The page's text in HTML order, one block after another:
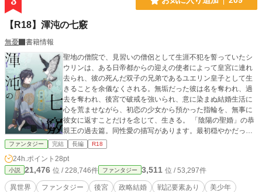
【R18】渾沌の七竅
無憂
書籍情報
聖地の僧院で、見習いの僧侶として生涯不犯を誓っていたシ
ウリンは、ある日帝都からの迎えの使者によって皇宮に連れ
去られ、彼の死んだ双子の兄弟であるユエリン皇子として生
きることを余儀なくされる。無垢だった彼は名を奪われ、過
去を奪われ、後宮で破戒を強いられ、意に染まぬ結婚生活に
心を荒ませながら、初恋の少女から預かった指輪を、無事に
彼女に返すことだけを念じて、生きる。 「陰陽の聖婚」の恭
親王の過去篇。同性愛の描写があります。最初穏やかだった
ヒーローが次第に壊れて悪行に走ります。この話だけならバ
ッドエンド。現代感覚では未成年者に対する性的虐待にあた
りますが、異世界のお話とお考えください。
ファンタジー 完結 長編 R18
24h.ポイント 28pt
小説 21,476 位 / 228,746件 ファンタジー 3,511 位 / 53,297件
異世界 ファンタジー 後宮 政略結婚 戦記要素あり
美少年